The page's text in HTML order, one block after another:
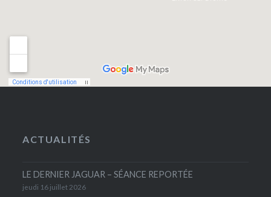
ACTUALITÉS
LE DERNIER JAGUAR – SÉANCE REPORTÉE
jeudi 16 juillet 2026